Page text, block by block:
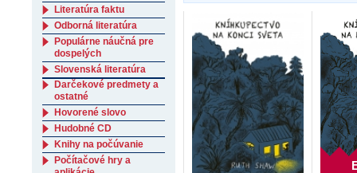
Literatúra faktu
Odborná literatúra
Populárne náučná pre
dospelých
Slovenská literatúra
Darčekové predmety a
ostatné
Hovorené slovo
Hudobné CD
Knihy na počúvanie
Počítačové hry a